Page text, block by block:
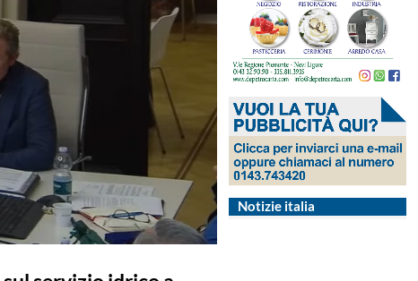
Notizie italia